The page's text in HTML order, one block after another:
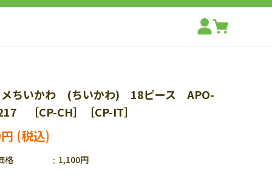
メちいかわ (ちいかわ) 18ピース APO-
［CP-CH］［CP-IT］
格 1,100円